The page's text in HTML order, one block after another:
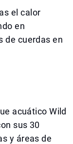
el calor
en
de cuerdas en
acuático Wild
sus 30
y áreas de